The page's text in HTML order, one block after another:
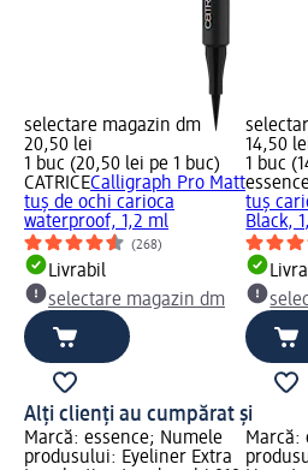
selectare magazin dm
20,50 lei
1 buc (20,50 lei pe 1 buc)
CATRICECalligraph Pro Matt
tuș de ochi carioca
waterproof, 1,2 ml
(268)
Livrabil
selectare magazin dm
14,50
1 buc
tuș
Black,
Alți clienți au cumpărat și
Marcă: essence; Numele
produsului: Eyeliner Extra
Marcă: